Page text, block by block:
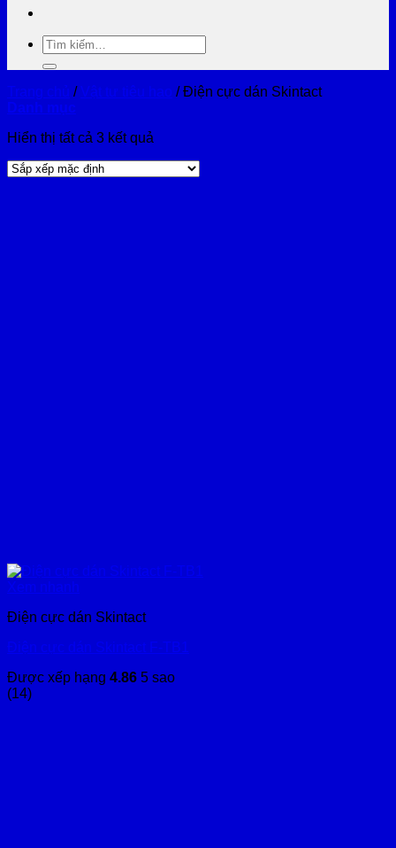
Tìm
kiếm:
Trang chủ / Vật tư tiêu hao /Điện cực dán Skintact
Danh mục
Hiển thị tất cả 3 kết quả
Xem nhanh
Điện cực dán Skintact
Điện cực dán Skintact F-TB1
Được xếp hạng 4.86 5 sao
(14)